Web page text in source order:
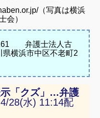
（写真は横浜
会）
弁護士法人古
県横浜市中区不老町2
「クズ」…弁護
4/28(水) 11:14配